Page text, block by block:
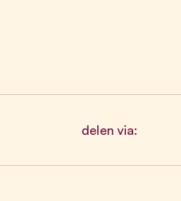
delen via: